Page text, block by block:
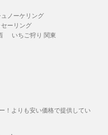
ノーケリング
ーリング
いちご狩り 関東
！よりも安い価格で提供してい